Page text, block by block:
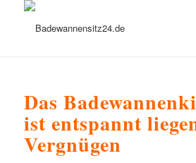
Das
ist entspannt
Vergnügen